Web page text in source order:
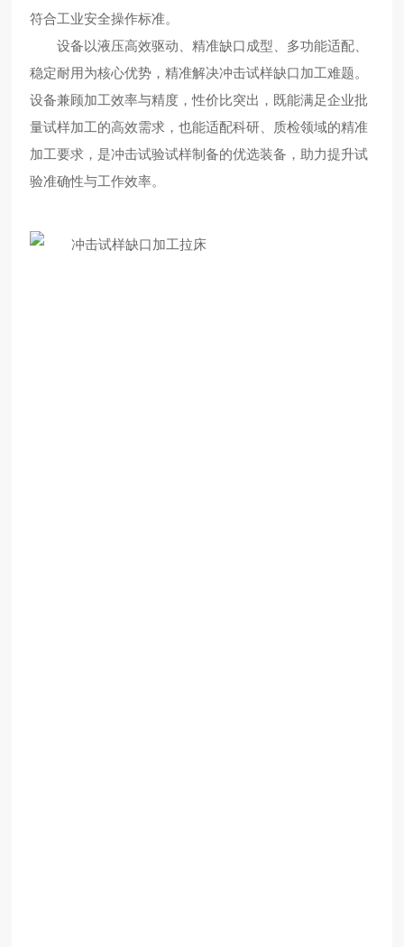
符合工业安全操作标准。
设备以液压高效驱动、精准缺口成型、多功能适配、
稳定耐用为核心优势，精准解决冲击试样缺口加工难题。
设备兼顾加工效率与精度，性价比突出，既能满足企业批
量试样加工的高效需求，也能适配科研、质检领域的精准
加工要求，是冲击试验试样制备的优选装备，助力提升试
验准确性与工作效率。